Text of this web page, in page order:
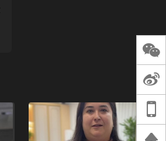
天桥艺术中心一
演出，国际项目
重庆一高校学生
死，官方通报：
刑案，网传遗体